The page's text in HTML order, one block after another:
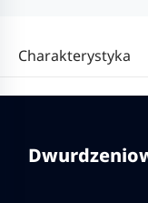
Charakterystyka